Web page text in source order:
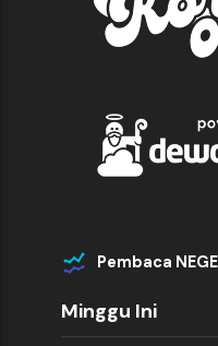
Pembaca
Minggu Ini